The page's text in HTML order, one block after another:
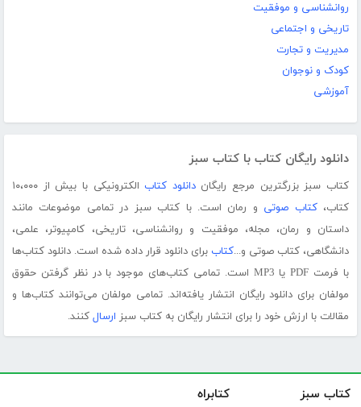
روانشناسی و موفقیت
تاریخی و اجتماعی
مدیریت و تجارت
کودک و نوجوان
آموزشی
دانلود رایگان کتاب با کتاب سبز
کتاب سبز بزرگترین مرجع رایگاندانلود کتاب
الکترونیکی با بیش از ۱۰،۰۰۰
کتاب،کتاب صوتی و رمان است. با کتاب سبز در تمامی موضوعات مانند
داستان و رمان، مجله، موفقیت و روانشناسی، تاریخی، کامپیوتر، علمی،
دانشگاهی، کتاب صوتی و...کتاب برای دانلود قرار داده شده است. دانلود کتاب‌ها
با فرمت PDF یا MP3 است. تمامی کتاب‌های موجود با در نظر گرفتن حقوق
مولفان برای دانلود رایگان انتشار یافته‌اند. تمامی مولفان می‌توانند کتاب‌ها و
مقالات با ارزش خود را برای انتشار رایگان به کتاب سبز ارسال کنند.
کتاب سبز کتابراه